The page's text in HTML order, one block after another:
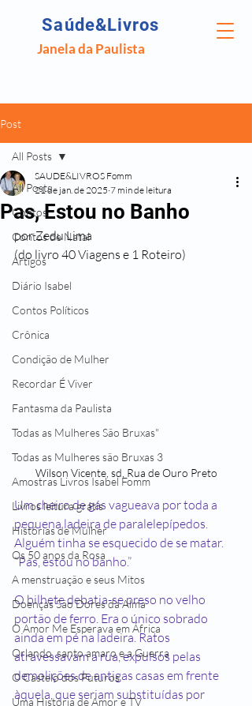
Saúde&Livros
Janela da Paulista
Post
All Posts
Contos
Contos de Natal
Artigos
Diário Isabel
Contos Políticos
Crônica
Condição de Mulher
Recordar É Viver
Fantasma da Paulista
Todas as Mulheres São Bruxas"
Todas as Mulheres são Bruxas 3
Amostras Livros Isabel Fomm
Livros leitura grátis
Histórias de Mulher
Os 50 anos da Rosa
A menstruação e seus Mitos
Doenças São Dores da Alma
O Amor Me Esperava em África
Orlando, santo amaro e a Guerra
O Castelo dos Futuros
Uma História de Amor e TV
All Posts
Pas, Estou no Banho
SAUDE&LIVROS Fomm
21 de jan. de 2025 7 min de leitura
por Zedu Lima
(do livro 40 Viagens e 1 Roteiro)
Wilson Vicente, sd, Rua de Ouro Preto
Um cheiro de gás vagueava por toda a
pequena ladeira de paralelepípedos.
Alguém tinha se esquecido de se matar.
“Pas, estou no banho.”
O bilhete debatia-se preso no velho
portão de ferro. Era o único sobrado
ainda em pé na ladeira. Ratos
atravessavam a rua, expulsos pelas
demolições de antigas casas em frente
àquela, que seriam substituídas por